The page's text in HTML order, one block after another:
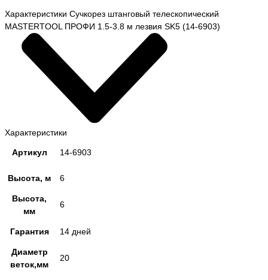
Характеристики Сучкорез штанговый телескопический
MASTERTOOL ПРОФИ 1.5-3.8 м лезвия SK5 (14-6903)
Характеристики
Артикул 14-6903
Высота, м 6
Высота,
мм
6
Гарантия 14 дней
Диаметр
веток,мм
20